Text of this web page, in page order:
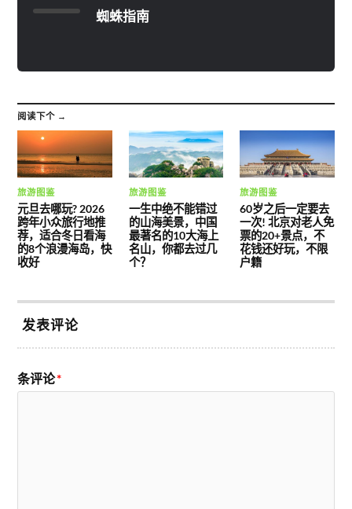
蜘蛛指南
阅读下个 →
旅游图鉴
元旦去哪玩? 2026
跨年小众旅行地推
荐，适合冬日看海
的8个浪漫海岛，快
收好
旅游图鉴
一生中绝不能错过
的山海美景，中国
最著名的10大海上
名山，你都去过几
个？
旅游图鉴
60岁之后一定要去
一次! 北京对老人免
票的20+景点，不
花钱还好玩，不限
户籍
发表评论
条评论*